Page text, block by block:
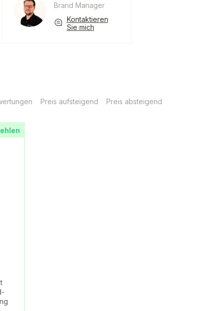
Brand Manager
Kontaktieren
Sie mich
Preis aufsteigend Preis absteigend